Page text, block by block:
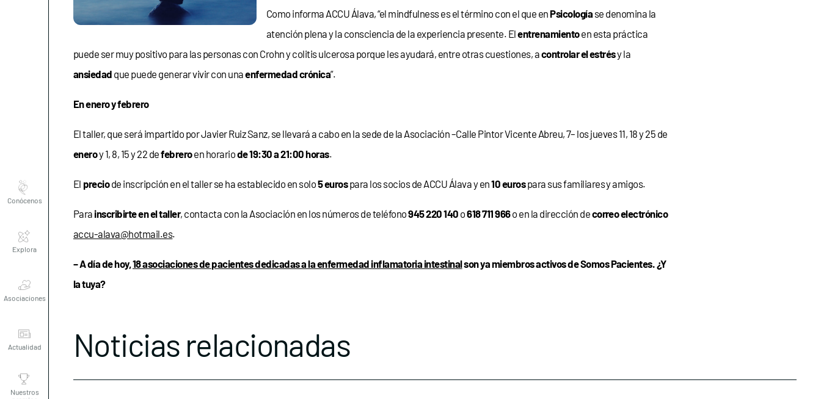
Conócenos
Explora
premios
Como informa ACCU Álava, “el mindfulness es el término con el que en Psicología se denomina la
atención plena y la consciencia de la experiencia presente. Elentrenamientoen esta práctica
puede ser muy positivo para las personas con Crohn y colitis ulcerosa porque les ayudará, entre otras cuestiones, acontrolar el estrésy la
ansiedad que puede generar vivir con unaenfermedad crónica”.
En enero y febrero
El taller, que será impartido por Javier Ruiz Sanz, se llevará a cabo en la sede de la Asociación –Calle Pintor Vicente Abreu, 7– los jueves 11, 18 y 25 de
eneroy 1, 8, 15 y 22 defebreroen horariode 19:30 a 21:00 horas.
El preciode inscripción en el taller se ha establecido en solo5 eurospara los socios de ACCU Álava y en10 eurospara sus familiares y amigos.
Para inscribirte en el taller, contacta con la Asociación en los números de teléfono945 220 140 o618 711 966o en la dirección decorreo electrónico
accu-alava@hotmail.es.
– A día de hoy,18 asociaciones de pacientes dedicadas a la enfermedad inflamatoria intestinalson ya miembros activos de Somos Pacientes. ¿Y
la tuya?
Noticias relacionadas